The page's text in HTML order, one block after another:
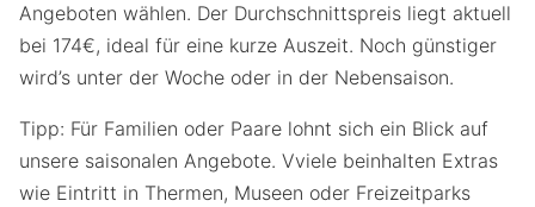
Angeboten wählen. Der Durchschnittspreis liegt aktuell
bei 174€, ideal für eine kurze Auszeit. Noch günstiger
wird’s unter der Woche oder in der Nebensaison.
Tipp: Für Familien oder Paare lohnt sich ein Blick auf
unsere saisonalen Angebote. Vviele beinhalten Extras
wie Eintritt in Thermen, Museen oder Freizeitparks